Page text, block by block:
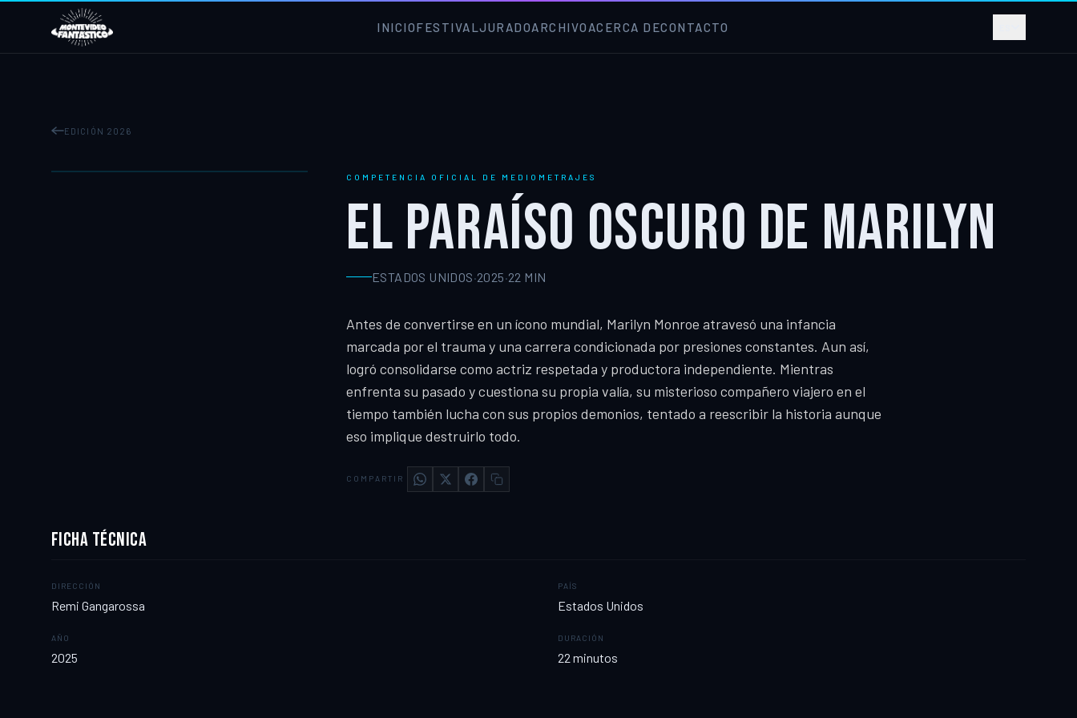
INICIOFESTIVALJURADOARCHIVO ACERCA DECONTACTO
EDICIÓN 2026
COMPETENCIA OFICIAL DE MEDIOMETRAJES
EL PARAÍSO OSCURO DE MARILYN
ESTADOS UNIDOS·2025·22 MIN
Antes de convertirse en un ícono mundial, Marilyn Monroe atravesó una infancia
marcada por el trauma y una carrera condicionada por presiones constantes. Aun así,
logró consolidarse como actriz respetada y productora independiente. Mientras
enfrenta su pasado y cuestiona su propia valía, su misterioso compañero viajero en el
tiempo también lucha con sus propios demonios, tentado a reescribir la historia aunque
eso implique destruirlo todo.
COMPARTIR
FICHA TÉCNICA
DIRECCIÓN
Remi Gangarossa
PAÍS
Estados Unidos
AÑO
2025
DURACIÓN
22 minutos